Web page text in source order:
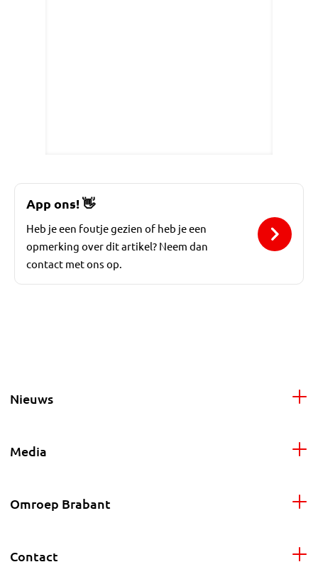
App ons!👋
Heb je een foutje gezien of heb je een
opmerking over dit artikel? Neem dan
contact met ons op.
Nieuws
Media
Omroep Brabant
Contact